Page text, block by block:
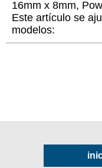
16mm x 8mm,
Este artículo se
modelos: